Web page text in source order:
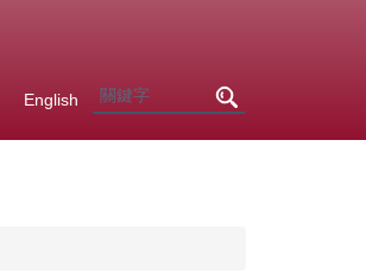
English